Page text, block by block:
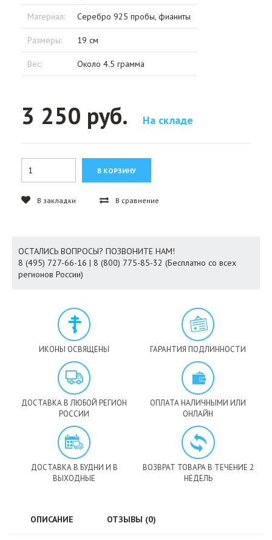
Материал: Серебро 925 пробы, фианиты
Размеры: 19 см
Вес: Около 4.5 грамма
3 250 руб. На складе
В закладки В сравнение
ОСТАЛИСЬ ВОПРОСЫ? ПОЗВОНИТЕ НАМ!
8 (495) 727-66-16 | 8 (800) 775-85-32 (Бесплатно со всех
регионов России)
ИКОНЫ ОСВЯЩЕНЫ ГАРАНТИЯ ПОДЛИННОСТИ
ДОСТАВКА В ЛЮБОЙ РЕГИОН
РОССИИ
ОПЛАТА НАЛИЧНЫМИ ИЛИ
ОНЛАЙН
ДОСТАВКА В БУДНИ И В
ВЫХОДНЫЕ
ВОЗВРАТ ТОВАРА В ТЕЧЕНИЕ 2
НЕДЕЛЬ
ОПИСАНИЕ ОТЗЫВЫ (0)